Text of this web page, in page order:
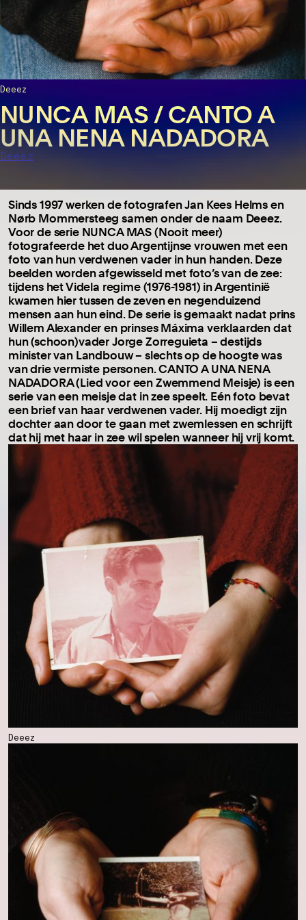
NUNCA MAS / CANTO A
UNA NENA NADADORA
Deeez
Deeez
Sinds 1997 werken de fotografen Jan Kees Helms en
Nørb Mommersteeg samen onder de naam Deeez.
Voor de serie NUNCA MAS (Nooit meer)
fotografeerde het duo Argentijnse vrouwen met een
foto van hun verdwenen vader in hun handen. Deze
beelden worden afgewisseld met foto’s van de zee:
tijdens het Videla regime (1976-1981) in Argentinië
kwamen hier tussen de zeven en negenduizend
mensen aan hun eind. De serie is gemaakt nadat prins
Willem Alexander en prinses Máxima verklaarden dat
hun (schoon)vader Jorge Zorreguieta – destijds
minister van Landbouw – slechts op de hoogte was
van drie vermiste personen. CANTO A UNA NENA
NADADORA (Lied voor een Zwemmend Meisje) is een
serie van een meisje dat in zee speelt. Eén foto bevat
een brief van haar verdwenen vader. Hij moedigt zijn
dochter aan door te gaan met zwemlessen en schrijft
dat hij met haar in zee wil spelen wanneer hij vrij komt.
Deeez